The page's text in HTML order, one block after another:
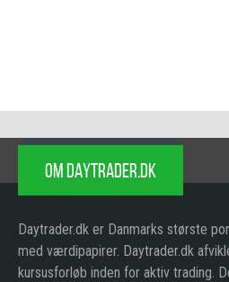
OM DAYTRADER.DK
Daytrader.dk er Danmarks største
med værdipapirer. Daytrader.dk
kursusforløb inden for aktiv trading.